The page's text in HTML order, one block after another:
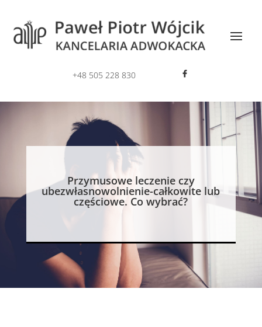
+48 505 228 830
Przymusowe leczenie czy
ubezwłasnowolnienie-całkowite lub
częściowe. Co wybrać?